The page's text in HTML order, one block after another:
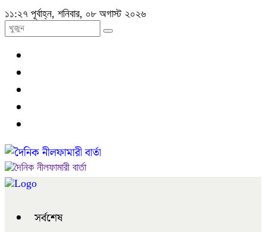
১১:২৭ পূর্বাহ্ন, শনিবার, ০৮ অগাস্ট ২০২৬
সর্বশেষ